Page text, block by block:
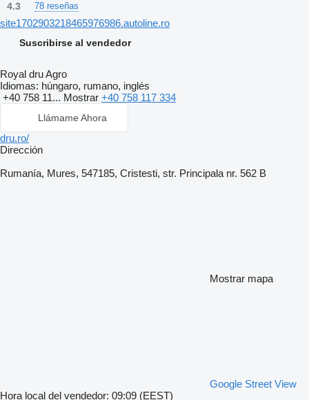
4.3 78 reseñas
site1702903218465976986.autoline.ro
Suscribirse al vendedor
Royal dru Agro
Idiomas: húngaro, rumano, inglés
+40 758 11... Mostrar +40 758 117 334
Llámame Ahora
dru.ro/
Dirección
Rumanía, Mures, 547185, Cristesti, str. Principala nr. 562 B
Mostrar mapa
Google Street View
Hora local del vendedor: 09:09 (EEST)